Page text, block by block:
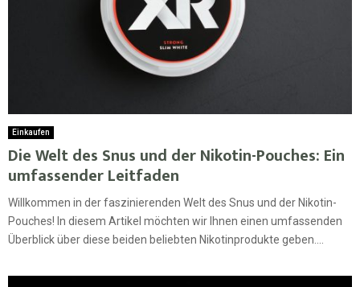
Einkaufen
Die Welt des Snus und der Nikotin-Pouches: Ein
umfassender Leitfaden
Willkommen in der faszinierenden Welt des Snus und der Nikotin-
Pouches! In diesem Artikel möchten wir Ihnen einen umfassenden
Überblick über diese beiden beliebten Nikotinprodukte geben....